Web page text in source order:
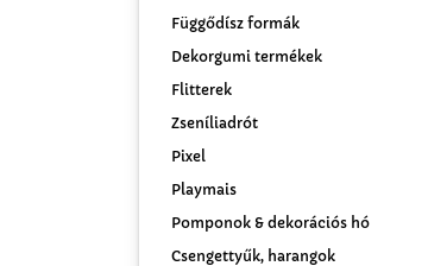
Függődísz formák
Dekorgumi termékek
Flitterek
Zseníliadrót
Pixel
Playmais
Pomponok & dekorációs hó
Csengettyűk, harangok